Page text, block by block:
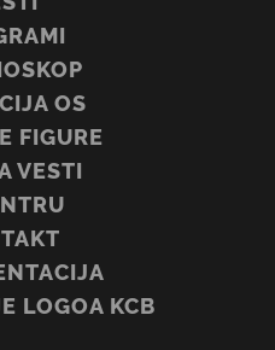
OS
FIGURE
VESTI
LOGOA KCB